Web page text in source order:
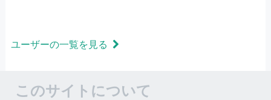
ユーザーの一覧を見る
このサイトについて